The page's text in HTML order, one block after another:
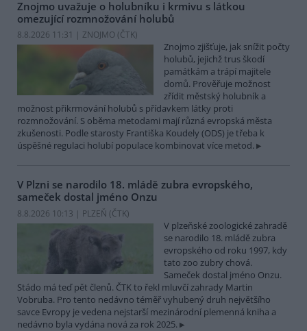
Znojmo uvažuje o holubníku i krmivu s látkou
omezující rozmnožování holubů
8.8.2026 11:31 | ZNOJMO (ČTK)
Znojmo zjišťuje, jak snížit počty
holubů, jejichž trus škodí
památkám a trápí majitele
domů. Prověřuje možnost
zřídit městský holubník a
možnost přikrmování holubů s přídavkem látky proti
rozmnožování. S oběma metodami mají různá evropská města
zkušenosti. Podle starosty Františka Koudely (ODS) je třeba k
úspěšné regulaci holubí populace kombinovat více metod.
V Plzni se narodilo 18. mládě zubra evropského,
sameček dostal jméno Onzu
8.8.2026 10:13 | PLZEŇ (ČTK)
V plzeňské zoologické zahradě
se narodilo 18. mládě zubra
evropského od roku 1997, kdy
tato zoo zubry chová.
Sameček dostal jméno Onzu.
Stádo má teď pět členů. ČTK to řekl mluvčí zahrady Martin
Vobruba. Pro tento nedávno téměř vyhubený druh největšího
savce Evropy je vedena nejstarší mezinárodní plemenná kniha a
nedávno byla vydána nová za rok 2025.